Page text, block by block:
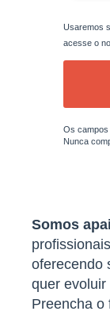
Usaremos
acesse o
Os campos
Nunca
Somos
oferecendo
quer
Preencha o